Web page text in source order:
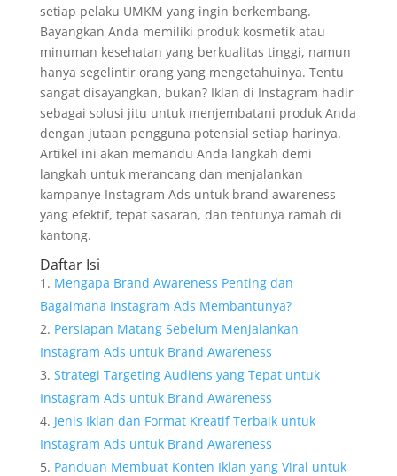
setiap pelaku UMKM yang ingin berkembang.
Bayangkan Anda memiliki produk kosmetik atau
minuman kesehatan yang berkualitas tinggi, namun
hanya segelintir orang yang mengetahuinya. Tentu
sangat disayangkan, bukan? Iklan di Instagram hadir
sebagai solusi jitu untuk menjembatani produk Anda
dengan jutaan pengguna potensial setiap harinya.
Artikel ini akan memandu Anda langkah demi
langkah untuk merancang dan menjalankan
kampanye Instagram Ads untuk brand awareness
yang efektif, tepat sasaran, dan tentunya ramah di
kantong.
Daftar Isi
Mengapa Brand Awareness Penting dan
Bagaimana Instagram Ads Membantunya?
Persiapan Matang Sebelum Menjalankan
Instagram Ads untuk Brand Awareness
Strategi Targeting Audiens yang Tepat untuk
Instagram Ads untuk Brand Awareness
Jenis Iklan dan Format Kreatif Terbaik untuk
Instagram Ads untuk Brand Awareness
Panduan Membuat Konten Iklan yang Viral untuk